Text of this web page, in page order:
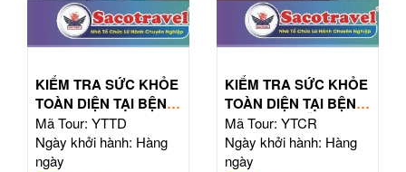
KIỂM TRA SỨC KHỎE
TOÀN DIỆN TẠI BỆNH
VIỆN TỪ DŨ
Mã Tour: YTTD
Ngày khởi hành: Hàng
ngày
KIỂM TRA SỨC KHỎE
TOÀN DIỆN TẠI BỆNH
VIỆN CHỢ RẪY
Mã Tour: YTCR
Ngày khởi hành: Hàng
ngày